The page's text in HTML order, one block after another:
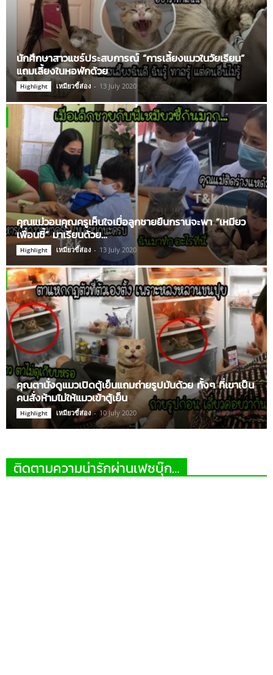
นักศึกษาสาวแชร์ประสบการณ์ “การเลี้ยงแมวในวัยเรียน”
แถมเลี้ยงในหอพักด้วย
Highlight เหมียวขี้ส่อง - 13 July 2020
คุณแม่วอนคุณครูเห็นใจเมื่อลูกชายยืนกรานจะพา “เหมียว
เพื่อนซี้” มาเรียนด้วย…
Highlight เหมียวขี้ส่อง - 13 July 2020
คุณตานั่งดูแมวเปิดตู้เย็นแถมถ่ายรูปมันด้วย ทั้งๆ ที่เขาเป็น
คนสั่งห้ามไม่ให้แมวเข้าตู้เย็น
Highlight เหมียวขี้ส่อง - 10 July 2020
ติดตามความน่ารักผ่านเฟซบุ๊ก…